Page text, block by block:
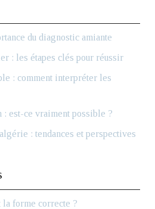
du diagnostic amiante
: les étapes clés pour réussir
: comment interpréter les
est-ce vraiment possible ?
: tendances et perspectives
la forme correcte ?